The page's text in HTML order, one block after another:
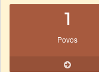
1
Povos